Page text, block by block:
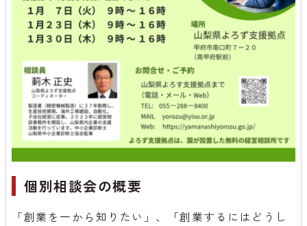
個別相談会の概要
「創業を一から知りたい」、「創業するにはどうし